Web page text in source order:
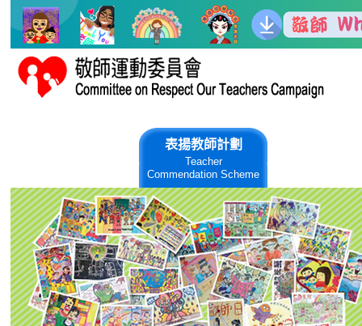
表揚教師計劃
Teacher
Commendation Scheme